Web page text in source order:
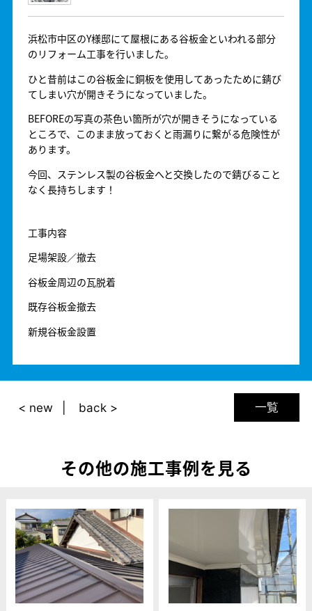
浜松市中区のY様邸にて屋根にある谷板金といわれる部分
のリフォーム工事を行いました。
ひと昔前はこの谷板金に銅板を使用してあったために錆び
てしまい穴が開きそうになっていました。
BEFOREの写真の茶色い箇所が穴が開きそうになっている
ところで、このまま放っておくと雨漏りに繋がる危険性が
あります。
今回、ステンレス製の谷板金へと交換したので錆びること
なく長持ちします！
工事内容
足場架設／撤去
谷板金周辺の瓦脱着
既存谷板金撤去
新規谷板金設置
一覧
< new back >
その他の施工事例を見る